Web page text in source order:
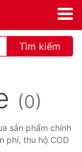
Tìm kiếm
(0)
sản phẩm chính
phí, thu hộ COD